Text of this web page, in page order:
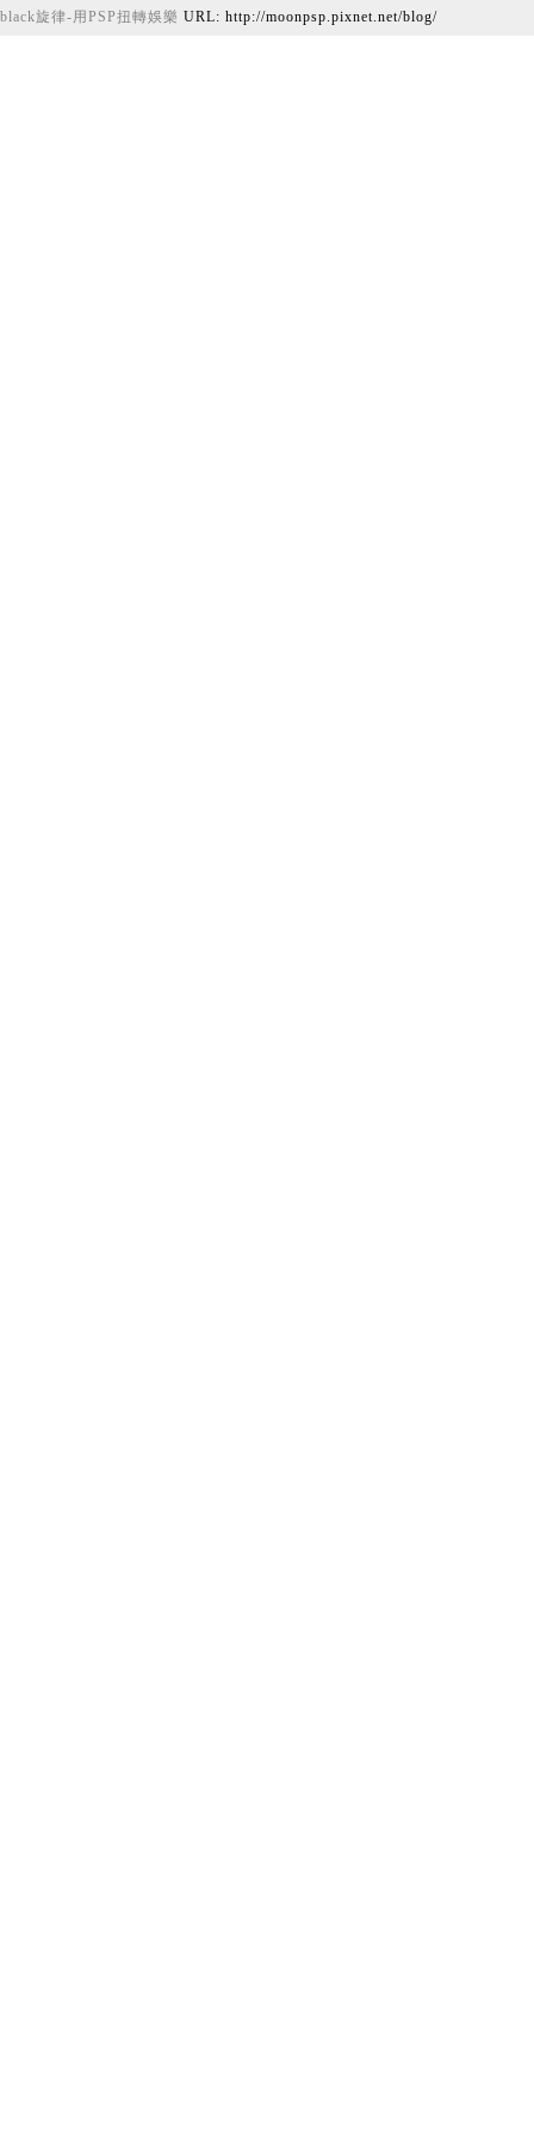
black旋律-用PSP扭轉娛樂 URL: http://moonpsp.pixnet.net/blog/